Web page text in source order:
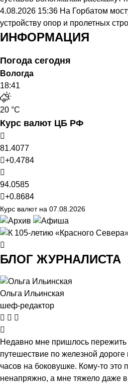
4.08.2026 15:36 На Горбатом
устройству опор и пролетных
ИНФОРМАЦИЯ
Погода сегодня
Вологда
18:41
20 °C
Курс валют ЦБ РФ
81.4077
+0.4784
94.0585
+0.8684
Курс валют на 07.08.2026
БЛОГ ЖУРНАЛИСТА
Ольга Ильинская
шеф-редактор
Недавно мне пришлось пережить
путешествие по железной
часов на боковушке. Кому-то это
ненапряжно, а мне тяжело даже